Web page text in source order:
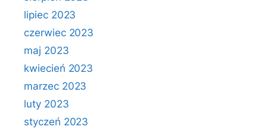
lipiec 2023
czerwiec 2023
maj 2023
kwiecień 2023
marzec 2023
luty 2023
styczeń 2023